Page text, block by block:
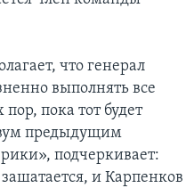
что генерал
выполнять все
пока тот будет
предыдущим
подчеркивает:
и Карпенков